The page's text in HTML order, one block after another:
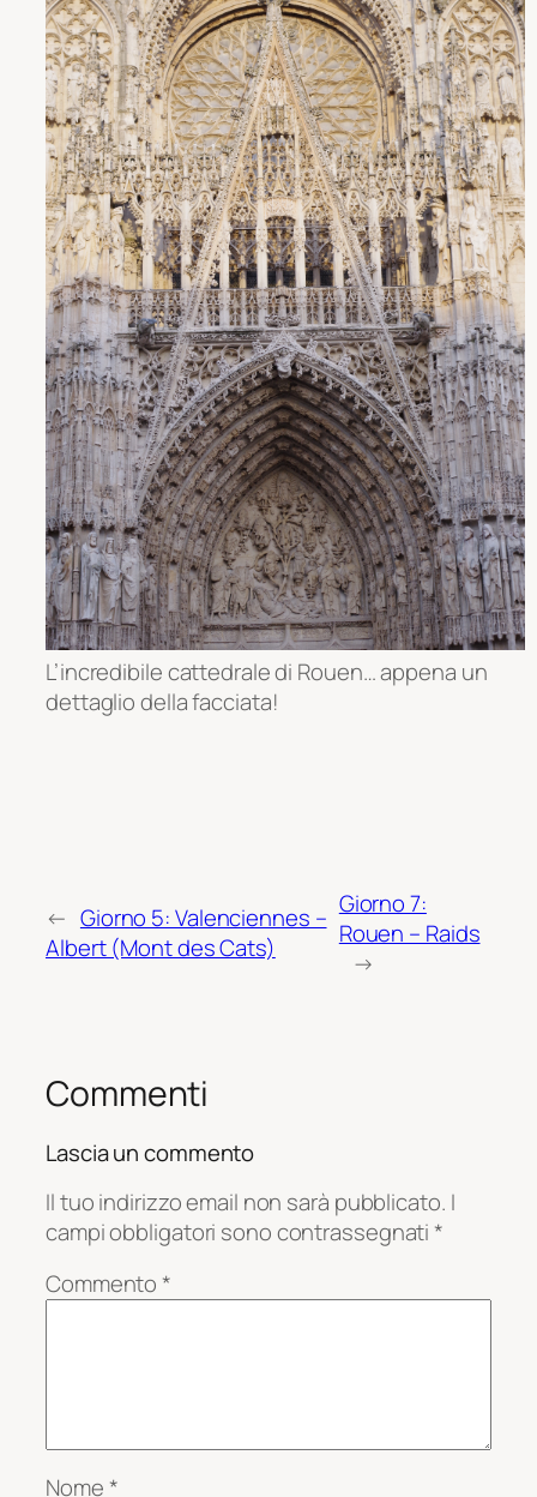
L’incredibile cattedrale di Rouen… appena un
dettaglio della facciata!
← Giorno 5: Valenciennes –
Albert (Mont des Cats)
Giorno 7:
Rouen – Raids
→
Commenti
Lascia un commento
Il tuo indirizzo email non sarà pubblicato. I
campi obbligatori sono contrassegnati*
Commento*
Nome*